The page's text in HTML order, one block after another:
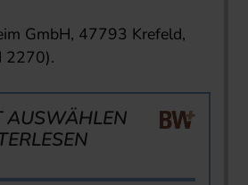
GmbH, 47793 Krefeld,
2270).
AUSWÄHLEN